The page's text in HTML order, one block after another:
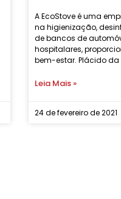
A EcoStove é uma
na higienização,
de bancos de
hospitalares,
bem-estar. Plácido da
Leia Mais »
24 de fevereiro de 2021